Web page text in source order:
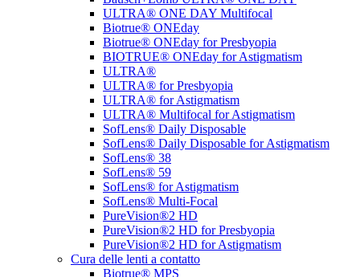
ULTRA® ONE DAY Multifocal
Biotrue® ONEday
Biotrue® ONEday for Presbyopia
BIOTRUE® ONEday for Astigmatism
ULTRA®
ULTRA® for Presbyopia
ULTRA® for Astigmatism
ULTRA® Multifocal for Astigmatism
SofLens® Daily Disposable
SofLens® Daily Disposable for Astigmatism
SofLens® 38
SofLens® 59
SofLens® for Astigmatism
SofLens® Multi-Focal
PureVision®2 HD
PureVision®2 HD for Presbyopia
PureVision®2 HD for Astigmatism
Cura delle lenti a contatto
Biotrue® MPS